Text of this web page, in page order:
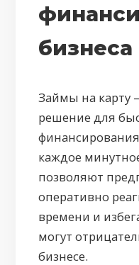
бизнеса
Займы на карту
решение для
каждое
позволяют
оперативно
времени и
могут
бизнесе.